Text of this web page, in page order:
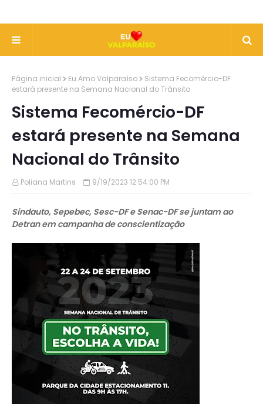
Página inicial Eu Amo Valparaíso
Sistema Fecomércio-DF
estará presente na Semana Nacional do Trânsito
Sistema Fecomércio-DF
estará presente na Semana
Nacional do Trânsito
Poliana Martins 9/19/2023 12:54:00 PM
Sindauto, Sepebec, Sesc-DF e Senac-DF se juntam ao
Detran em campanha de conscientização